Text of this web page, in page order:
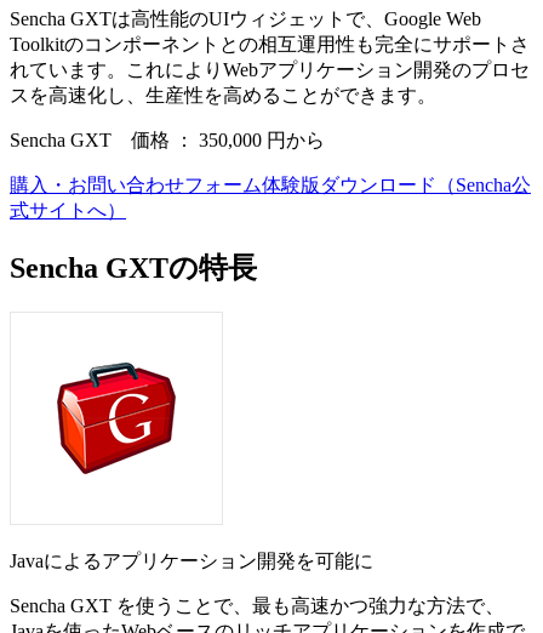
Sencha GXTは高性能のUIウィジェットで、Google Web
Toolkitのコンポーネントとの相互運用性も完全にサポートさ
れています。これによりWebアプリケーション開発のプロセ
スを高速化し、生産性を高めることができます。
Sencha GXT 価格 ： 350,000 円から
購入・お問い合わせフォーム体験版ダウンロード（Sencha公
式サイトへ）
Sencha GXTの特長
Javaによるアプリケーション開発を可能に
Sencha GXT を使うことで、最も高速かつ強力な方法で、